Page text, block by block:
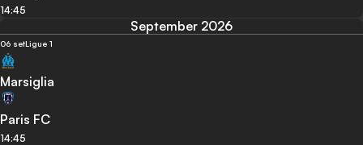
14:45
September 2026
06 setLigue 1
Marsiglia
Paris FC
14:45